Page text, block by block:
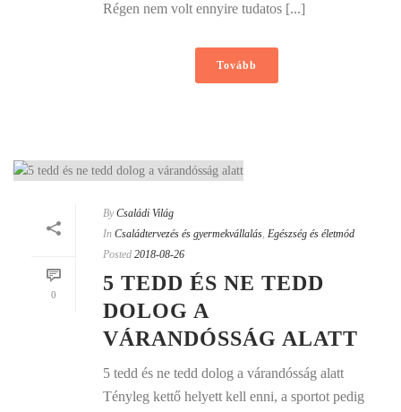
Régen nem volt ennyire tudatos [...]
Tovább
0
By Családi Világ
In Családtervezés és gyermekvállalás, Egészség és életmód
Posted 2018-08-26
5 TEDD ÉS NE TEDD
DOLOG A
VÁRANDÓSSÁG ALATT
5 tedd és ne tedd dolog a várandósság alatt
Tényleg kettő helyett kell enni, a sportot pedig